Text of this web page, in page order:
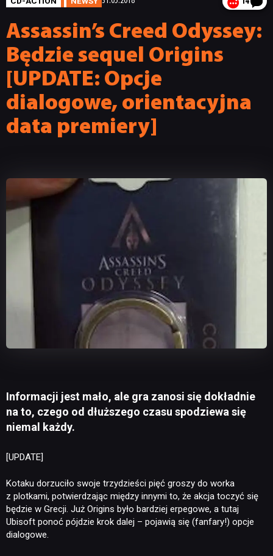
Assassin’s Creed Odyssey:
Będzie sequel Origins
[UPDATE: Opcje
dialogowe, orientacyjna
data premiery]
Informacji jest mało, ale gra zanosi się dokładnie
na to, czego od dłuższego czasu spodziewa się
niemal każdy.
[UPDATE]
Kotaku dorzuciło swoje trzydzieści pięć groszy do worka
z plotkami, potwierdzając między innymi to, że akcja toczyć się
będzie w Grecji. Już Origins było bardziej erpegowe, a tutaj
Ubisoft ponoć pójdzie krok dalej – pojawią się (fanfary!) opcje
dialogowe.